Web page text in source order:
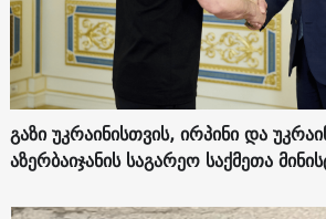
გაზი უკრაინისთვის, ირპინი და
აზერბაიჯანის საგარეო საქმეთა